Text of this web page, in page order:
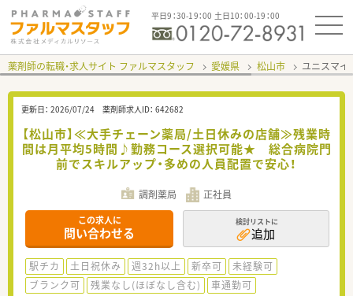
平日9：30-19：00 土日10：00-19：00
薬剤師の転職・求人サイト ファルマスタッフ 愛媛県 松山市 ユニスマ
更新日： 2026/07/24 薬剤師求人ID： 642682
【松山市】≪大手チェーン薬局/土日休みの店舗≫残業時
間は月平均5時間♪勤務コース選択可能★ 総合病院門
前でスキルアップ・多めの人員配置で安心！
調剤薬局 正社員
この求人に
問い合わせる
検討リストに
追加
駅チカ 土日祝休み 週32h以上 新卒可
未経験可
ブランク可
残業なし(ほぼなし含む)
車通勤可